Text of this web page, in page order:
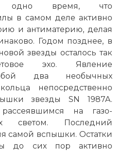
одно время, что
в самом деле активно
и антиматерию, делая
Годом позднее, в
звезды осталось так
эхо. Явление
два необычных
непосредственно
звезды SN 1987A.
на газо-
светом. Последний
самой вспышки. Остатки
до сих пор активно